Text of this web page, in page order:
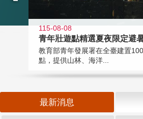
115-08-08
青年壯遊點精選夏夜限定避
教育部青年發展署在全臺建置
點，提供山林、海洋...
最新消息